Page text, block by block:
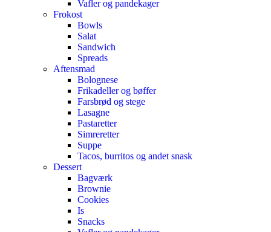
Vafler og pandekager
Frokost
Bowls
Salat
Sandwich
Spreads
Aftensmad
Bolognese
Frikadeller og bøffer
Farsbrød og stege
Lasagne
Pastaretter
Simreretter
Suppe
Tacos, burritos og andet snask
Dessert
Bagværk
Brownie
Cookies
Is
Snacks